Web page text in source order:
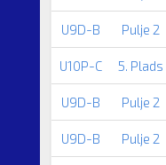
U9D-B Pulje 2
U10P-C 5. Plads
U9D-B Pulje 2
U9D-B Pulje 2